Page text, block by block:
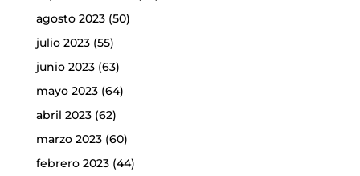
agosto 2023(50)
julio 2023(55)
junio 2023(63)
mayo 2023(64)
abril 2023(62)
marzo 2023(60)
febrero 2023(44)